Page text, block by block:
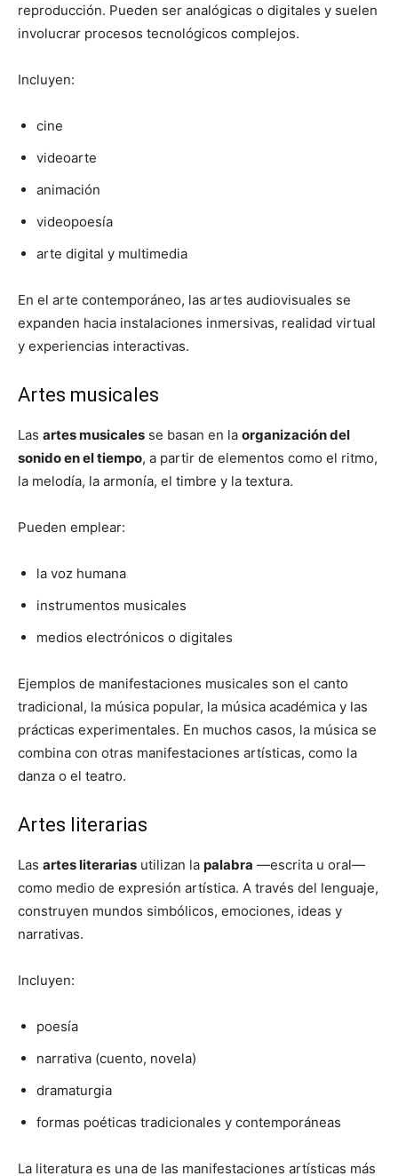
reproducción. Pueden ser analógicas o digitales y suelen
involucrar procesos tecnológicos complejos.
Incluyen:
cine
videoarte
animación
videopoesía
arte digital y multimedia
En el arte contemporáneo, las artes audiovisuales se
expanden hacia instalaciones inmersivas, realidad virtual
y experiencias interactivas.
Artes musicales
Las artes musicales se basan en la organización del
sonido en el tiempo, a partir de elementos como el ritmo,
la melodía, la armonía, el timbre y la textura.
Pueden emplear:
la voz humana
instrumentos musicales
medios electrónicos o digitales
Ejemplos de manifestaciones musicales son el canto
tradicional, la música popular, la música académica y las
prácticas experimentales. En muchos casos, la música se
combina con otras manifestaciones artísticas, como la
danza o el teatro.
Artes literarias
Las artes literarias utilizan la palabra —escrita u oral—
como medio de expresión artística. A través del lenguaje,
construyen mundos simbólicos, emociones, ideas y
narrativas.
Incluyen:
poesía
narrativa (cuento, novela)
dramaturgia
formas poéticas tradicionales y contemporáneas
La literatura es una de las manifestaciones artísticas más